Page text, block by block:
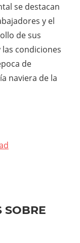
se destacan
y el
de sus
condiciones
de
naviera de la
SOBRE